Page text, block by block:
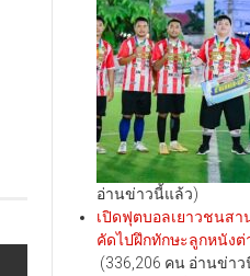
อ่านข่าวนี้แล้ว)
เปิดฟุตบอลเยาวชนส
คัดไปฝึกทักษะลูกหนังต่
(336,206 คน อ่านข่า